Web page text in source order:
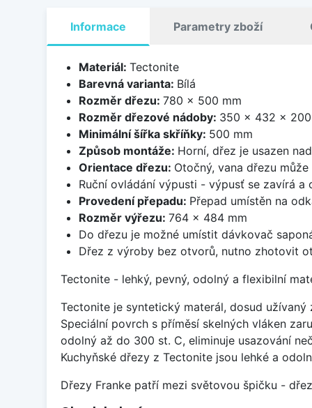
Informace Parametry zboží
Materiál: Tectonite
Barevná varianta: Bílá
Rozměr dřezu: 780 x 500 mm
Rozměr dřezové nádoby: 350 x 432 x 200
Minimální šířka skříňky: 500 mm
Způsob montáže: Horní, dřez je usazen
Orientace dřezu: Otočný, vana dřezu
Ruční ovládání výpusti - výpusť se zavírá a
Provedení přepadu: Přepad umístěn na
Rozměr výřezu: 764 x 484 mm
Do dřezu je možné umístit dávkovač
Dřez z výroby bez otvorů, nutno zhotovit
Tectonite - lehký, pevný, odolný a flexibilní
Tectonite je syntetický materál, dosud
Speciální povrch s příměsí skelných vláken
odolný až do 300 st. C, eliminuje usazování
Kuchyňské dřezy z Tectonite jsou lehké a
Dřezy Franke patří mezi světovou špičku -